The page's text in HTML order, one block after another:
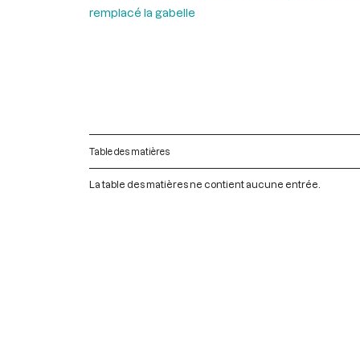
remplacé la gabelle
Table des matières
La table des matières ne contient aucune entrée.